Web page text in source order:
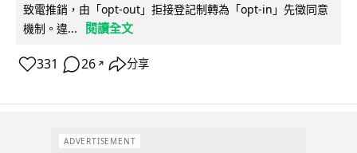
致電推銷，由「opt-out」拒接登記制轉為「opt-in」先徵同意
機制。違...
閱讀全文
331 26 ↗ 分享
ADVERTISEMENT